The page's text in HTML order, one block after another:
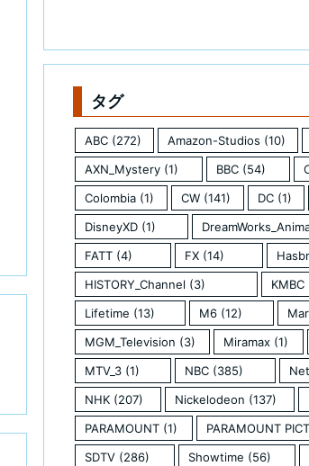
タグ
ABC (272) Amazon-Studios (10)
AXN_Mystery (1) BBC (54)
Colombia (1) CW(141) DC(1)
DisneyXD (1)
FATT (4) FX (14)
HISTORY_Channel (3) KMBC
Lifetime (13) M6 (12)
MGM_Television (3) Miramax (1)
MTV_3 (1) NBC (385)
NHK (207) Nickelodeon (137)
PARAMOUNT (1) PARAMOUNT
SDTV (286) Showtime (56)